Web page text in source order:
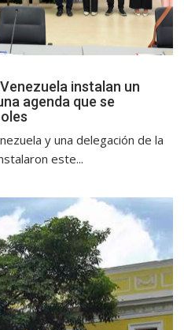
instalan un
agenda que se
y una delegación de la
este...